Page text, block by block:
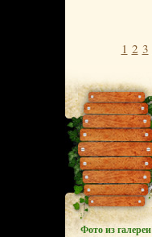
1 2 3
Фото из галереи